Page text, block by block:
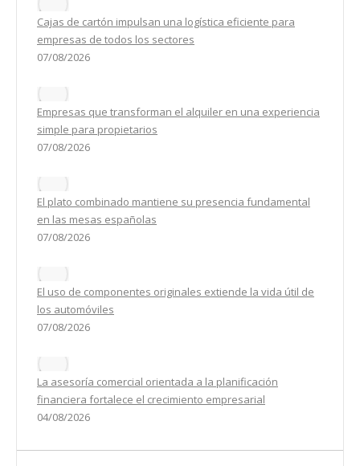
Cajas de cartón impulsan una logística eficiente para
empresas de todos los sectores
07/08/2026
Empresas que transforman el alquiler en una experiencia
simple para propietarios
07/08/2026
El plato combinado mantiene su presencia fundamental
en las mesas españolas
07/08/2026
El uso de componentes originales extiende la vida útil de
los automóviles
07/08/2026
La asesoría comercial orientada a la planificación
financiera fortalece el crecimiento empresarial
04/08/2026